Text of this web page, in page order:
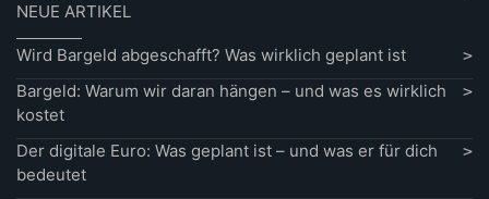
NEUE ARTIKEL
Wird Bargeld abgeschafft? Was wirklich geplant ist
Bargeld: Warum wir daran hängen – und was es wirklich
kostet
Der digitale Euro: Was geplant ist – und was er für dich
bedeutet